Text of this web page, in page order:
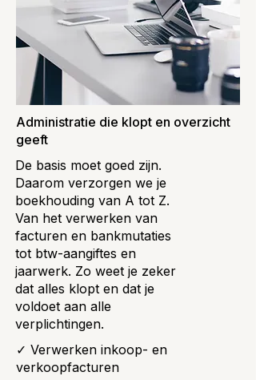
Administratie die klopt en overzicht
geeft
De basis moet goed zijn.
Daarom verzorgen we je
boekhouding van A tot Z.
Van het verwerken van
facturen en bankmutaties
tot btw-aangiftes en
jaarwerk. Zo weet je zeker
dat alles klopt en dat je
voldoet aan alle
verplichtingen.
✓ Verwerken inkoop- en
verkoopfacturen